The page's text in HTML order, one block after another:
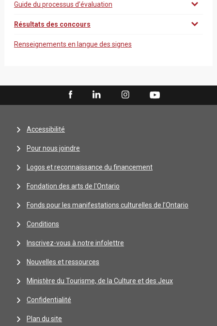
Guide du processus d’évaluation
Résultats des concours
Renseignements en langue des signes
Accessibilité
Pour nous joindre
Logos et reconnaissance du financement
Fondation des arts de l'Ontario
Fonds pour les manifestations culturelles de l’Ontario
Conditions
Inscrivez-vous à notre infolettre
Nouvelles et ressources
Ministère du Tourisme, de la Culture et des Jeux
Confidentialité
Plan du site